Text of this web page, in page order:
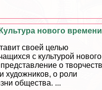
нового
своей целью
с культурой нового
о
художников, о роли
общества. ...